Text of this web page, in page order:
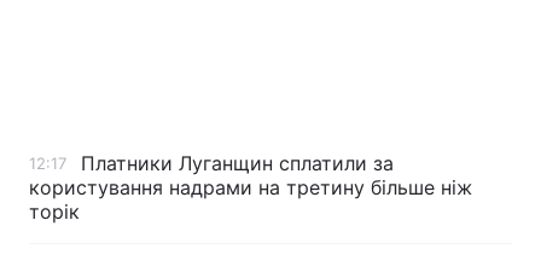
12:17
Платники Луганщин сплатили за
користування надрами на третину більше ніж
торік